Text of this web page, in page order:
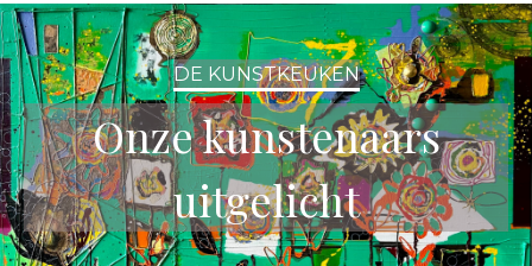
DE KUNSTKEUKEN
Onze kunstenaars
uitgelicht